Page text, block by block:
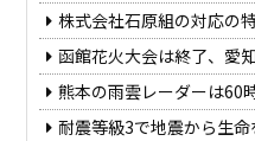
株式会社石原組の対応の
函館花火大会は終了、愛
熊本の雨雲レーダーは60
耐震等級3で地震から生